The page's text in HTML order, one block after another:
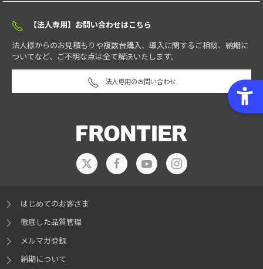
【法人専用】お問い合わせはこちら
法人様からのお見積もりや複数台購入、導入に関するご相談、納期に
ついてなど、ご不明な点は全て解決いたします。
法人専用のお問い合わせ
はじめてのお客さま
徹底した品質管理
メルマガ登録
納期について